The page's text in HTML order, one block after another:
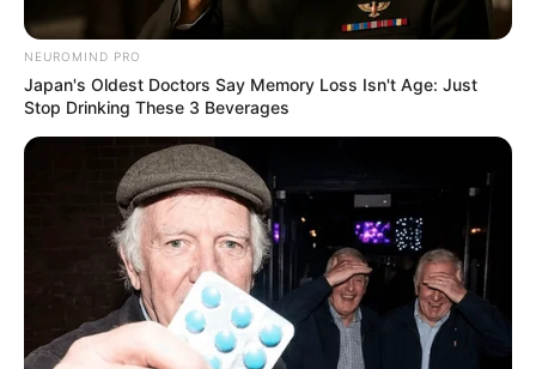
NEUROMIND PRO
Japan's Oldest Doctors Say Memory Loss Isn't Age: Just
Stop Drinking These 3 Beverages